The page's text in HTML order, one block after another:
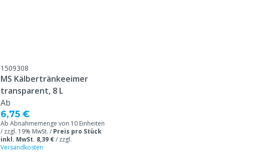
1509308
MS Kälbertränkeeimer
transparent, 8 L
Ab
6,75 €
Ab Abnahmemenge von 10 Einheiten
/ zzgl. 19% MwSt. / Preis pro Stück
inkl. MwSt. 8,39 €/ zzgl.
Versandkosten